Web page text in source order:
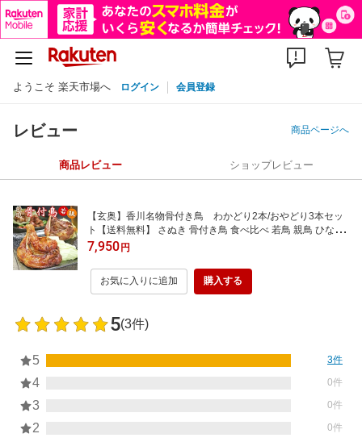
ようこそ 楽天市場へ ログイン 会員登録
レビュー 商品ページへ
商品レビュー ショップレビュー
【玄奥】香川名物骨付き鳥 わかどり2本/おやどり3本セッ
ト【送料無料】 さぬき 骨付き鳥 食べ比べ 若鳥 親鳥 ひな 丸
亀 クリスマス
7,950円
お気に入りに追加 購入する
5(3件)
5 3件
4 0件
3 0件
2 0件